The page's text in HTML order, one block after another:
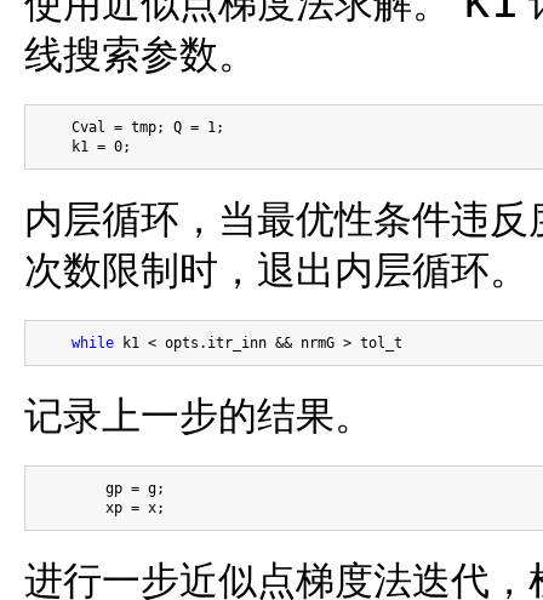
线搜索参数。
    Cval = tmp; Q = 1;
内层循环，当最优性条件违
次数限制时，退出内层循环。
while
记录上一步的结果。
        gp = g;
进行一步近似点梯度法迭代